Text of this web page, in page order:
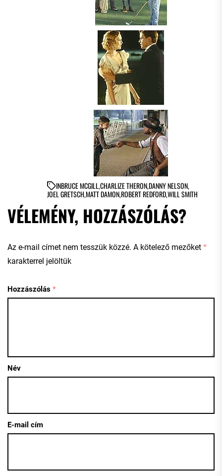
INBRUCE MCGILL,CHARLIZE THERON,DANNY NELSON,
JOEL GRETSCH,MATT DAMON,ROBERT REDFORD,WILL SMITH
VÉLEMÉNY, HOZZÁSZÓLÁS?
Az e-mail címet nem tesszük közzé. A kötelező mezőket *
karakterrel jelöltük
Hozzászólás *
Név
E-mail cím